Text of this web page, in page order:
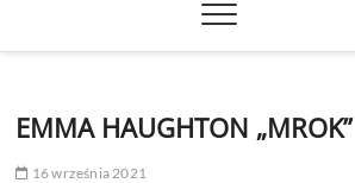
EMMA HAUGHTON „MROK”
16 września 2021